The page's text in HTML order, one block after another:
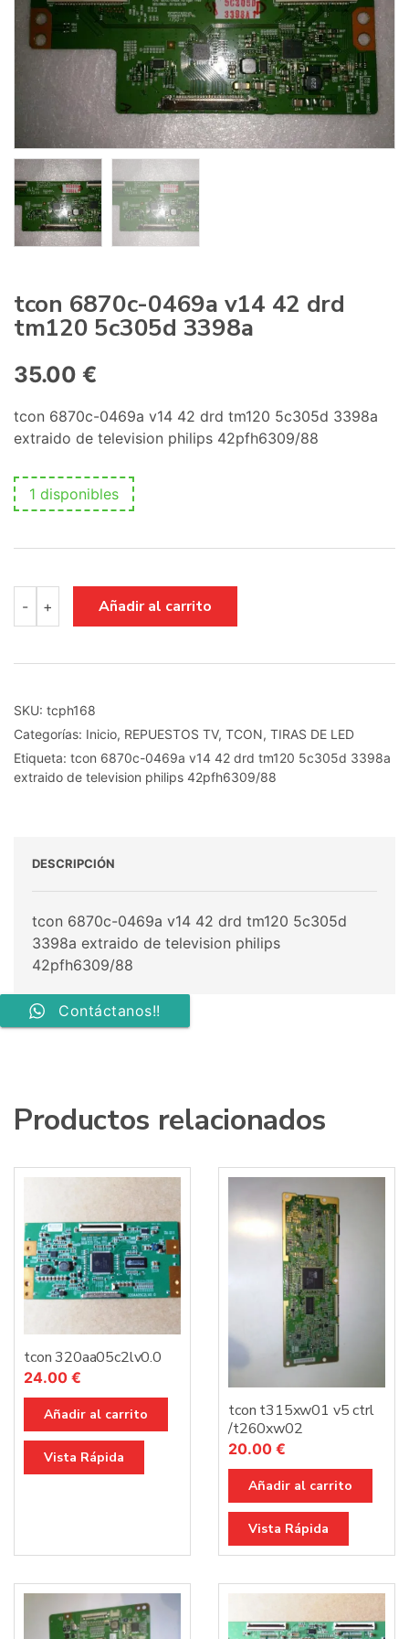
tcon 6870c-0469a v14 42 drd
tm120 5c305d 3398a
35.00 €
tcon 6870c-0469a v14 42 drd tm120 5c305d 3398a
extraido de television philips 42pfh6309/88
1 disponibles
-
6870c-
0469a
42
tm120
5c305d
3398a
cantidad
+ Añadir al carrito
SKU: tcph168
Categorías: Inicio, REPUESTOS TV, TCON, TIRAS DE LED
Etiqueta: tcon 6870c-0469a v14 42 drd tm120 5c305d 3398a
extraido de television philips 42pfh6309/88
DESCRIPCIÓN
tcon 6870c-0469a v14 42 drd tm120 5c305d
3398a extraido de television philips
42pfh6309/88
Contáctanos!!
Productos relacionados
tcon 320aa05c2lv0.0
24.00 €
Añadir al carrito
Vista Rápida
tcon t315xw01 v5 ctrl
/t260xw02
20.00 €
Añadir al carrito
Vista Rápida